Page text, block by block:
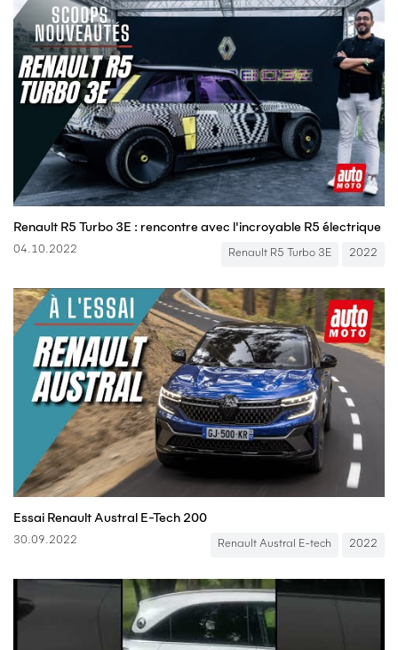
Renault R5 Turbo 3E : rencontre avec l'incroyable R5 électrique
04.10.2022 Renault R5 Turbo 3E 2022
Essai Renault Austral E-Tech 200
30.09.2022 Renault Austral E-tech 2022